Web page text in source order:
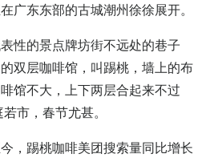
广东东部的古城潮州徐徐展开。
性的景点牌坊街不远处的巷子
双层咖啡馆，叫踢桃，墙上的布
馆不大，上下两层合起来不过
市，春节尤甚。
，踢桃咖啡美团搜索量同比增长